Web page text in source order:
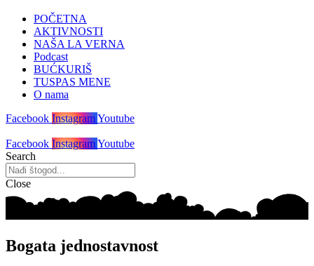
POČETNA
AKTIVNOSTI
NAŠA LA VERNA
Podcast
BUĆKURIŠ
TUSPAS MENE
O nama
Facebook InstagramYoutube
Facebook InstagramYoutube
Search
Close
Bogata jednostavnost